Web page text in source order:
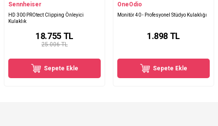
Sennheiser
HD 300 PROtect Clipping Önleyici
Kulaklık
25.006 TL
18.755TL
Sepete Ekle
OneOdio
Monitör 40 - Profesyonel Stüdyo Kulaklığı
1.898 TL
Sepete Ekle